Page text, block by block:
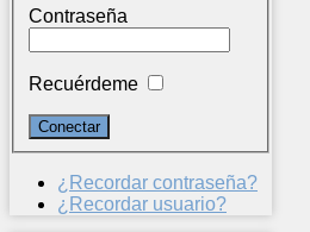
Contraseña
Recuérdeme
¿Recordar contraseña?
¿Recordar usuario?